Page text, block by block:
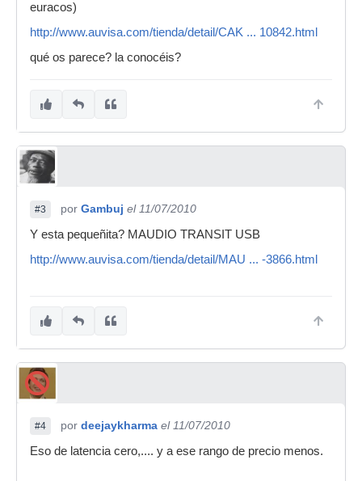
euracos)
http://www.auvisa.com/tienda/detail/CAK ... 10842.html
qué os parece? la conocéis?
#3 por Gambuj el 11/07/2010
Y esta pequeñita? MAUDIO TRANSIT USB
http://www.auvisa.com/tienda/detail/MAU ... -3866.html
#4 por deejaykharma el 11/07/2010
Eso de latencia cero,.... y a ese rango de precio menos.